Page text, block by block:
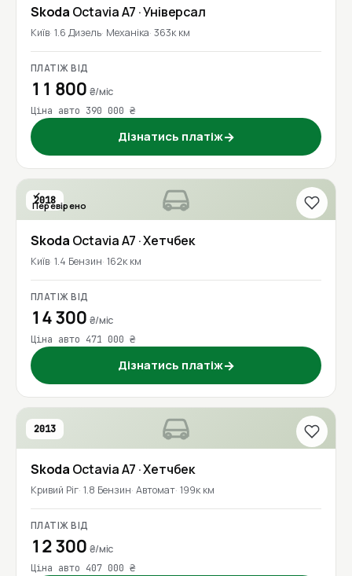
Skoda Octavia A7 · Універсал
Київ 1.6 Дизель Механіка 363к км
ПЛАТІЖ ВІД
11 800 ₴/міс
Ціна авто 390 000 ₴
Дізнатись платіж→
2018
Перевірено
Skoda Octavia A7 · Хетчбек
Київ 1.4 Бензин 162к км
ПЛАТІЖ ВІД
14 300 ₴/міс
Ціна авто 471 000 ₴
Дізнатись платіж→
2013
Skoda Octavia A7 · Хетчбек
Кривий Ріг 1.8 Бензин Автомат 199к км
ПЛАТІЖ ВІД
12 300 ₴/міс
Ціна авто 407 000 ₴